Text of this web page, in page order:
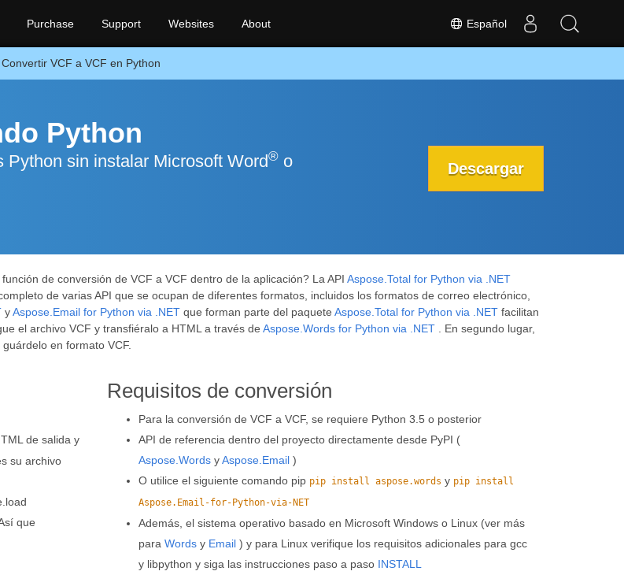
Español
Purchase Support Websites About
Convertir VCF a VCF en Python
Python
sin instalar Microsoft Word® o
Descargar
de conversión de VCF a VCF dentro de la aplicación? La API Aspose.Total for Python via .NET
de varias API que se ocupan de diferentes formatos, incluidos los formatos de correo electrónico,
yAspose.Email for Python via .NET que forman parte del paquete Aspose.Total for Python via .NET facilitan
el archivo VCF y transfiéralo a HTML a través de Aspose.Words for Python via .NET . En segundo lugar,
guárdelo en formato VCF.
de salida y
su archivo
que
Requisitos de conversión
Para la conversión de VCF a VCF, se requiere Python 3.5 o posterior
API de referencia dentro del proyecto directamente desde PyPI (
Aspose.Words yAspose.Email )
O utilice el siguiente comando pip pip install aspose.words y pip install
Aspose.Email-for-Python-via-NET
Además, el sistema operativo basado en Microsoft Windows o Linux (ver más
para Words y Email ) y para Linux verifique los requisitos adicionales para gcc
y libpython y siga las instrucciones paso a paso INSTALL